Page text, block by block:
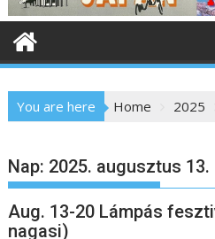
n
e
You are here Home 2025
Nap: 2025. augusztus 13.
Aug. 13-20 Lámpás
nagasi)